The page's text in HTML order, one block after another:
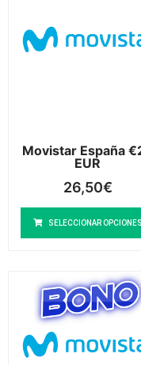
Movistar España
EUR
26,50€
SELECCIONAR OPCIONES